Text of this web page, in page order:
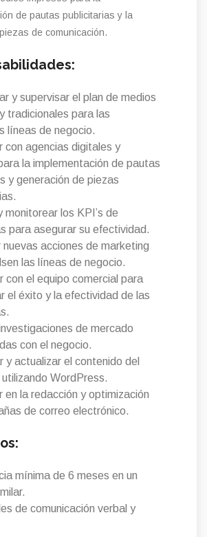
de pautas publicitarias y la
de comunicación.
y supervisar el plan de medios
tradicionales para las
líneas de negocio.
con agencias digitales y
la implementación de pautas
y generación de piezas
monitorear los KPI’s de
para asegurar su efectividad.
nuevas acciones de marketing
las líneas de negocio.
con el equipo comercial para
el éxito y la efectividad de las
de mercado
con el negocio.
y actualizar el contenido del
WordPress.
en la redacción y optimización
de correo electrónico.
mínima de 6 meses en un
de comunicación verbal y